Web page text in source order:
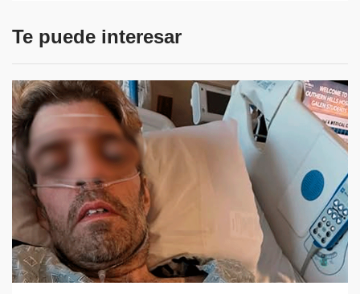
Te puede interesar